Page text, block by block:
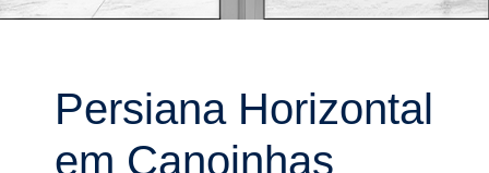
Persiana Horizontal
em Canoinhas